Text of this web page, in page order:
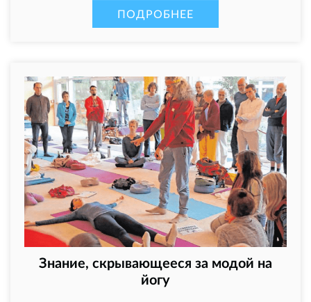
ПОДРОБНЕЕ
Знание, скрывающееся за модой на
йогу